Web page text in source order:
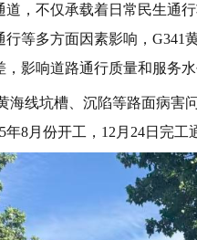
道，不仅承载着日常民生通
行等多方面因素影响，
影响道路通行质量和服务水
海线坑槽、沉陷等路面病害
8月份开工，12月24日完工